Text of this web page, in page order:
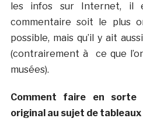
les infos sur Internet, il
commentaire soit le plus
possible, mais qu’il y ait
(contrairement à ce que
musées).
Comment faire en sorte
original au sujet de